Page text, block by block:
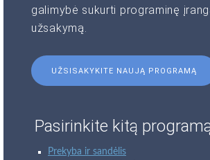
galimybė sukurti programinę
užsakymą.
UŽSISAKYKITE NAUJĄ PROGRAMĄ
Pasirinkite kitą
Prekyba ir sandėlis